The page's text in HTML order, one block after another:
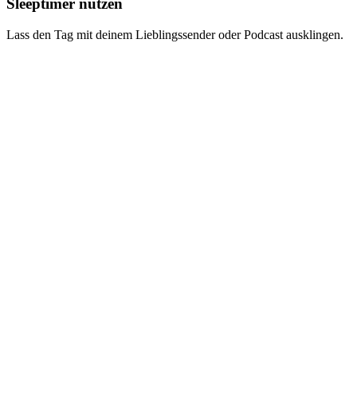
Sleeptimer nutzen
Lass den Tag mit deinem Lieblingssender oder Podcast ausklingen.